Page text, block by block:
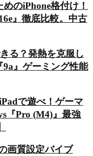
めのiPhone格付け！
』徹底比較。中古
る？発熱を克服し
9a』ゲーミング性能
で遊べ！ゲーマ
『Pro (M4)』最強
画質設定バイブ